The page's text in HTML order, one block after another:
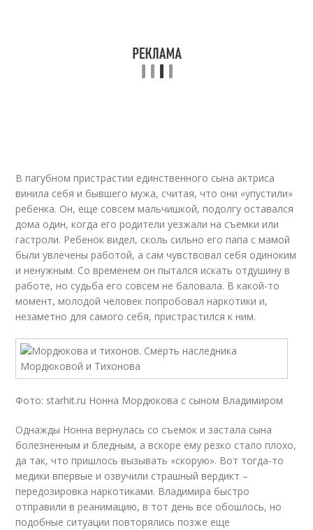
В пагубном пристрастии единственного сына актриса
винила себя и бывшего мужа, считая, что они «упустили»
ребенка. Он, еще совсем мальчишкой, подолгу оставался
дома один, когда его родители уезжали на съемки или
гастроли. Ребенок видел, сколь сильно его папа с мамой
были увлечены работой, а сам чувствовал себя одиноким
и ненужным. Со временем он пытался искать отдушину в
работе, но судьба его совсем не баловала. В какой-то
момент, молодой человек попробовал наркотики и,
незаметно для самого себя, пристрастился к ним.
Фото: starhit.ru Нонна Мордюкова с сыном Владимиром
Однажды Нонна вернулась со съемок и застала сына
болезненным и бледным, а вскоре ему резко стало плохо,
да так, что пришлось вызывать «скорую». Вот тогда-то
медики впервые и озвучили страшный вердикт –
передозировка наркотиками. Владимира быстро
отправили в реанимацию, в тот день все обошлось, но
подобные ситуации повторялись позже еще